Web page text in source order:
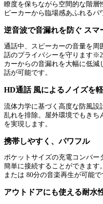
瞭度を保ちながら空間的な階層
ピーカーから臨場感あふれるパ
逆音波で音漏れを防ぐ スマ
通話中、スピーカーの音量を周
話のプライバシーを守ります
カーからの音漏れを大幅に低減
話が可能です。
HD通話 風によるノイズを
流体力学に基づく高度な防風設
乱れを排除。屋外環境でもきち
を実現します。
携帯しやすく、パワフル
ポケットサイズの充電コンバー
簡単に接続することができます
または 80分の音楽再生が可能で
アウトドアにも使える耐水